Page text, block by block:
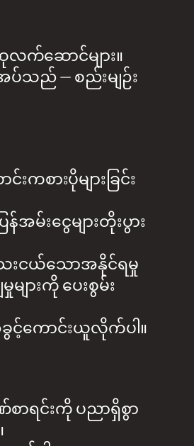
က်ဆောင်များ။
ပ်သည် — စည်းမျဉ်း
ကစားပိုများခြင်း
အမ်းငွေများတိုးပွား
းငယ်သောအနိုင်ရမှု
ျားကို ပေးစွမ်း
ခွင့်ကောင်းယူလိုက်ပါ။
ာရင်းကို ပညာရှိစွာ